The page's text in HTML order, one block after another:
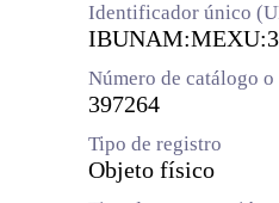
Identificador único
Número de catálogo
397264
Tipo de registro
Objeto físico